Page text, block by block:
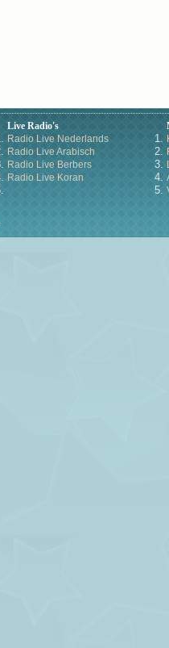
Live Radio's
Radio Live Nederlands
Radio Live Arabisch
Radio Live Berbers
Radio Live Koran